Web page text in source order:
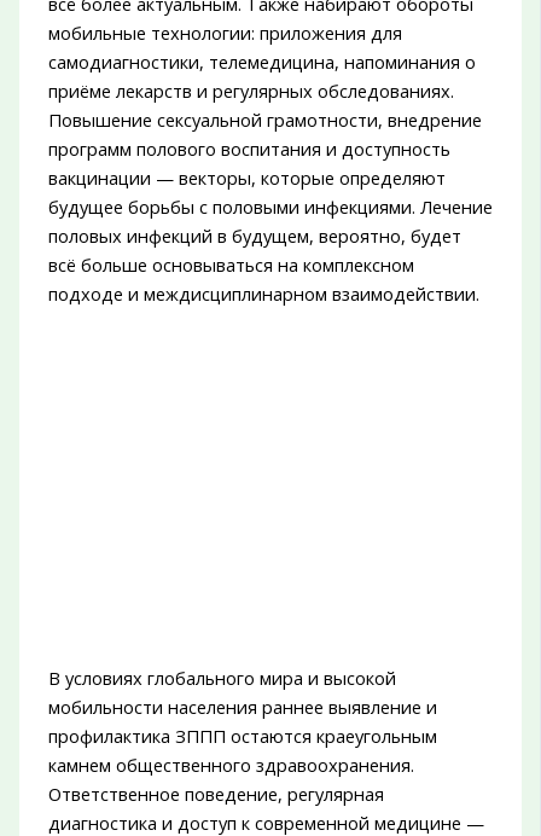
мобильные технологии: приложения для
самодиагностики, телемедицина, напоминания о
приёме лекарств и регулярных обследованиях.
Повышение сексуальной грамотности, внедрение
программ полового воспитания и доступность
вакцинации — векторы, которые определяют
будущее борьбы с половыми инфекциями. Лечение
половых инфекций в будущем, вероятно, будет
всё больше основываться на комплексном
подходе и междисциплинарном взаимодействии.
В условиях глобального мира и высокой
мобильности населения раннее выявление и
профилактика ЗППП остаются краеугольным
камнем общественного здравоохранения.
Ответственное поведение, регулярная
диагностика и доступ к современной медицине —